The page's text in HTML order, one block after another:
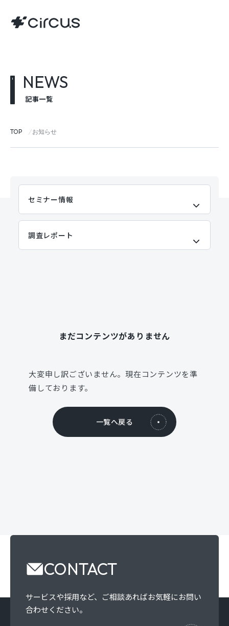
NEWS
記事一覧
TOP お知らせ
まだコンテンツがありません
大変申し訳ございません。現在コンテンツを準
備しております。
一覧へ戻る
CONTACT
サービスや採用など、 ご相談あればお気軽にお問い
合わせください。